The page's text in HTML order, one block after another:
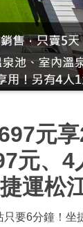
元
元、
運松
要6分鐘！